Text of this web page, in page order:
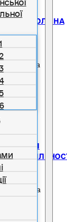
ДОЗВОЛУ НА
дозвіл на
ДЛЯ
паспорта